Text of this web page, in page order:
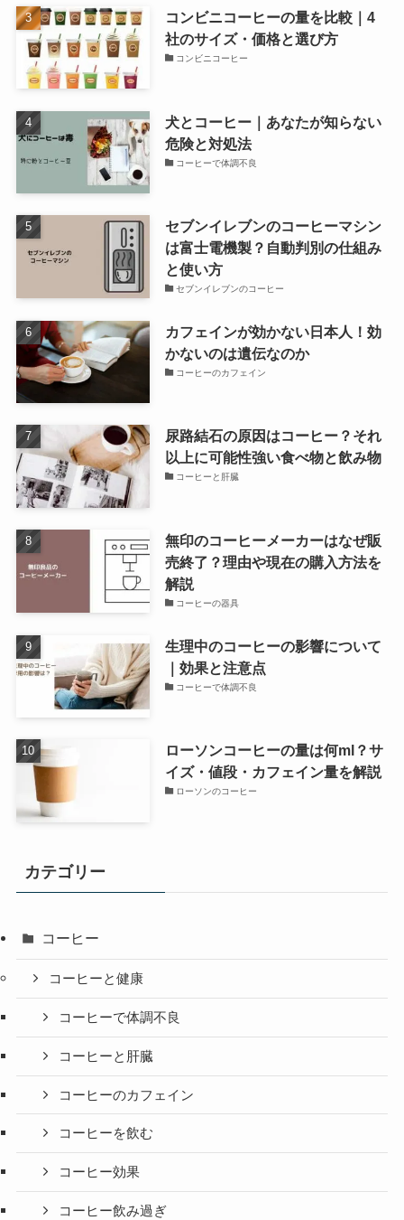
コンビニコーヒーの量を比較｜4
社のサイズ・価格と選び方
コンビニコーヒー
犬とコーヒー｜あなたが知らない
危険と対処法
コーヒーで体調不良
セブンイレブンのコーヒーマシン
は富士電機製？自動判別の仕組み
と使い方
セブンイレブンのコーヒー
カフェインが効かない日本人！効
かないのは遺伝なのか
コーヒーのカフェイン
尿路結石の原因はコーヒー？それ
以上に可能性強い食べ物と飲み物
コーヒーと肝臓
無印のコーヒーメーカーはなぜ販
売終了？理由や現在の購入方法を
解説
コーヒーの器具
生理中のコーヒーの影響について
｜効果と注意点
コーヒーで体調不良
ローソンコーヒーの量は何ml？サ
イズ・値段・カフェイン量を解説
ローソンのコーヒー
カテゴリー
コーヒー
コーヒーと健康
コーヒーで体調不良
コーヒーと肝臓
コーヒーのカフェイン
コーヒーを飲む
コーヒー効果
コーヒー飲み過ぎ